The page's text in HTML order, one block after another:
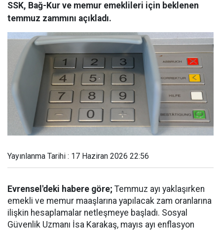
SSK, Bağ-Kur ve memur emeklileri için beklenen
temmuz zammını açıkladı.
Yayınlanma Tarihi : 17 Haziran 2026 22:56
Evrensel'deki habere göre; Temmuz ayı yaklaşırken
emekli ve memur maaşlarına yapılacak zam oranlarına
ilişkin hesaplamalar netleşmeye başladı. Sosyal
Güvenlik Uzmanı İsa Karakaş, mayıs ayı enflasyon